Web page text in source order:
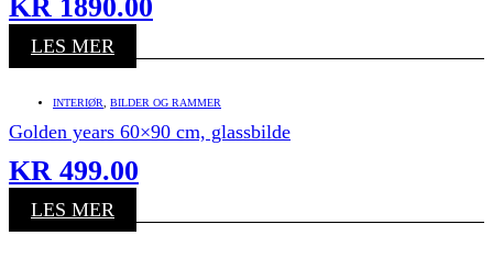
KR 1890.00
LES MER
INTERIØR BILDER OG RAMMER
Golden years 60×90 cm, glassbilde
KR 499.00
LES MER